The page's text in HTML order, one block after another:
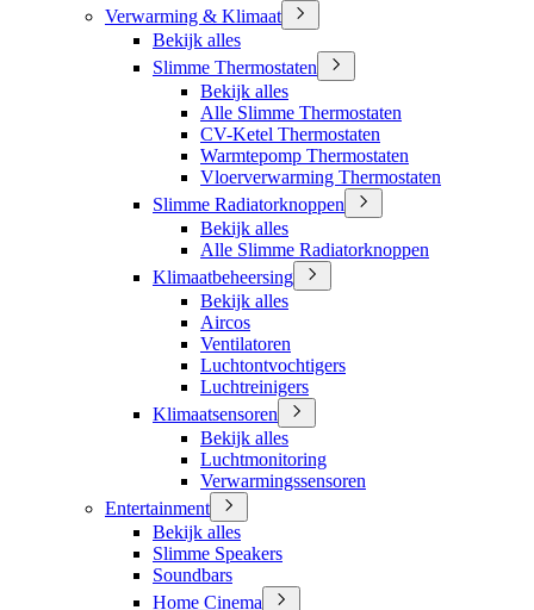
Verwarming & Klimaat
Bekijk alles
Slimme Thermostaten
Bekijk alles
Alle Slimme Thermostaten
CV-Ketel Thermostaten
Warmtepomp Thermostaten
Vloerverwarming Thermostaten
Slimme Radiatorknoppen
Bekijk alles
Alle Slimme Radiatorknoppen
Klimaatbeheersing
Bekijk alles
Aircos
Ventilatoren
Luchtontvochtigers
Luchtreinigers
Klimaatsensoren
Bekijk alles
Luchtmonitoring
Verwarmingssensoren
Entertainment
Bekijk alles
Slimme Speakers
Soundbars
Home Cinema